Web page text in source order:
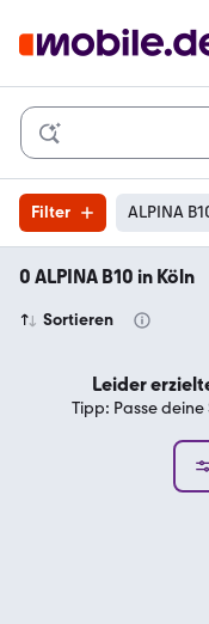
Filter ALPINA
0 ALPINA B10 in Köln
Sortieren
Leider
Tipp: Passe